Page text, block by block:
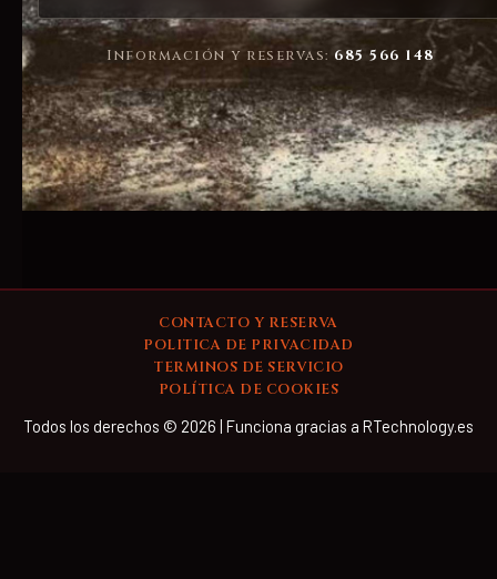
Información y reservas: 685 566 148
CONTACTO Y RESERVA
POLITICA DE PRIVACIDAD
TERMINOS DE SERVICIO
POLÍTICA DE COOKIES
Todos los derechos © 2026 | Funciona gracias a RTechnology.es